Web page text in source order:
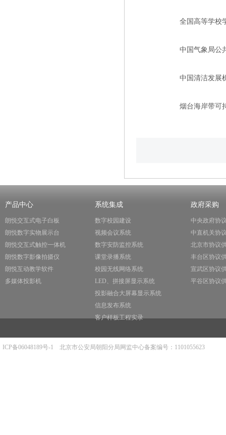
全国高等学校
中国气象局公
中国清洁发展
烟台海岸带可
产品中心
朗悦交互式电子白板
朗悦数字实物展示台
朗悦交互式触控一体机
朗悦数字影像拍摄仪
朗悦互动教学软件
多媒体投影机
系统集成
数字校园建设
视频会议系统
数字安防监控系统
课堂录播系统
校园无线网络系统
LED、拼接屏显示系统
投影融合大屏幕显示系统
信息发布系统
客户样板工程实录
政府采购
中央政府协
中直机关协
北京市协议
丰台区协议
宣武区协议
平谷区协议
ICP备06048189号-1 北京市公安局朝阳分局网监中心备案编号：1101055623